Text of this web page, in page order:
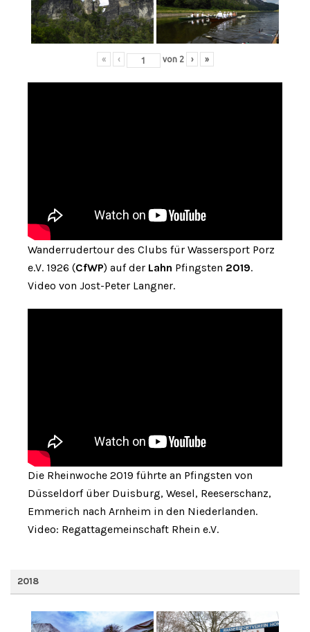
« ‹ von 2 › »
Wanderrudertour des Clubs für Wassersport Porz
e.V. 1926 (CfWP) auf der Lahn Pfingsten 2019.
Video von Jost-Peter Langner.
Die Rheinwoche 2019 führte an Pfingsten von
Düsseldorf über Duisburg, Wesel, Reeserschanz,
Emmerich nach Arnheim in den Niederlanden.
Video: Regattagemeinschaft Rhein e.V.
2018